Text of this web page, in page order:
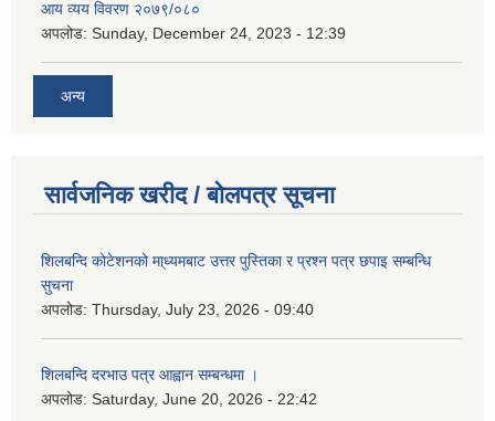
आय व्यय विवरण २०७९/०८०
अपलोड: Sunday, December 24, 2023 - 12:39
अन्य
सार्वजनिक खरीद / बोलपत्र सूचना
शिलबन्दि कोटेशनको मा्ध्यमबाट उत्तर पुस्तिका र प्रश्न पत्र छपाइ सम्बन्धि
सुचना
अपलोड: Thursday, July 23, 2026 - 09:40
शिलबन्दि दरभाउ पत्र आह्वान सम्बन्धमा ।
अपलोड: Saturday, June 20, 2026 - 22:42